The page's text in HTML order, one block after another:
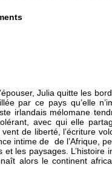
Julia quitte les
par ce pays qu’elle
irlandais mélomane
avec qui elle
de liberté, l’écriture
intime de  de l’Afrique,
les paysages. L’histoire
alors le continent